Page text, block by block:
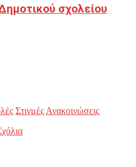
σχολείου
Στιγμές Ανακοινώσεις